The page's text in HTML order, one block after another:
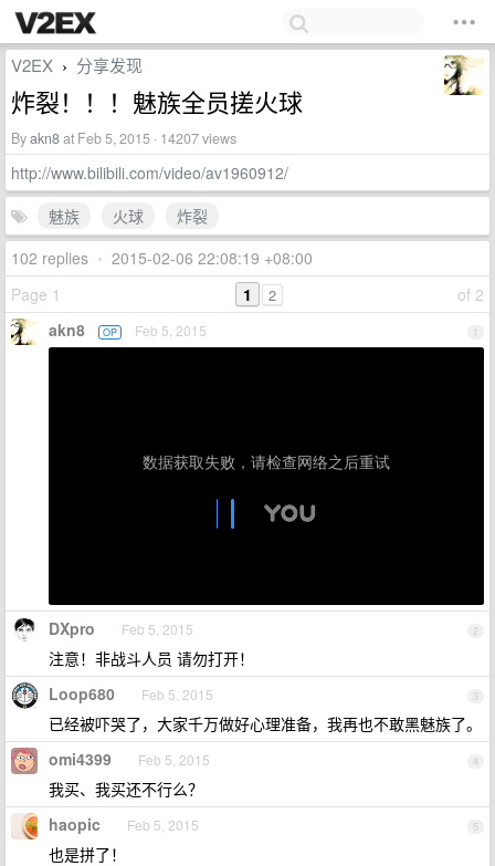
V2EX › 分享发现
炸裂！！！魅族全员搓火球
Byakn8at Feb 5, 2015 · 14207 views
http://www.bilibili.com/video/av1960912/
魅族
火球
炸裂
102 replies • 2015-02-06 22:08:19 +08:00
Page 1
of 2
1 2
1
akn8 OP Feb 5, 2015
2
DXpro Feb 5, 2015
注意！非战斗人员 请勿打开！
3
Loop680 Feb 5, 2015
已经被吓哭了，大家千万做好心理准备，我再也不敢黑魅族了。
4
omi4399 Feb 5, 2015
我买、我买还不行么？
5
haopic Feb 5, 2015
也是拼了！